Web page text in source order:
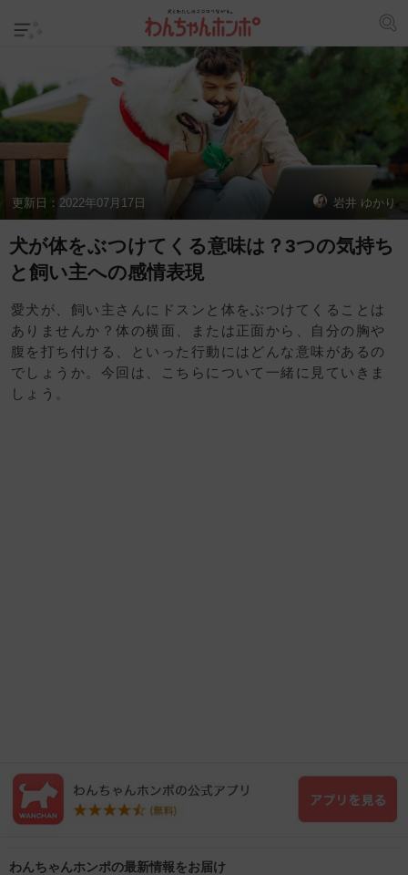
更新日： 2022年07月17日 岩井 ゆかり
犬が体をぶつけてくる意味は？3つの気持ち
と飼い主への感情表現
愛犬が、飼い主さんにドスンと体をぶつけてくることは
ありませんか？体の横面、または正面から、自分の胸や
腹を打ち付ける、といった行動にはどんな意味があるの
でしょうか。今回は、こちらについて一緒に見ていきま
しょう。
わんちゃんホンポの最新情報をお届け